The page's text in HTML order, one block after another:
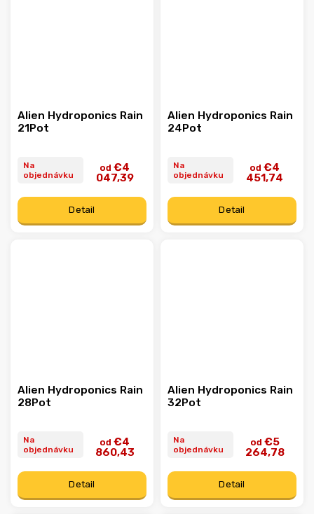
Alien Hydroponics Rain
21Pot
Na
objednávku
od €4
047,39
Detail
Alien Hydroponics Rain
24Pot
Na
objednávku
od €4
451,74
Detail
Alien Hydroponics Rain
28Pot
Na
objednávku
od €4
860,43
Detail
Alien Hydroponics Rain
32Pot
Na
objednávku
od €5
264,78
Detail